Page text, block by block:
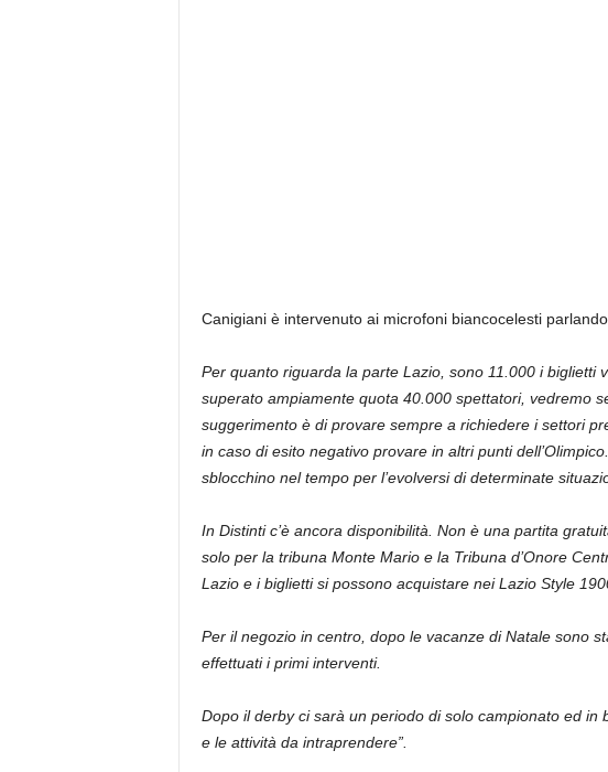
Canigiani è intervenuto ai microfoni biancocelesti
Per quanto riguarda la parte Lazio, sono 11.000 i biglietti
superato ampiamente quota 40.000 spettatori, vedremo
suggerimento è di provare sempre a richiedere i settori
in caso di esito negativo provare in altri punti
sblocchino nel tempo per l’evolversi di determinate
In Distinti c’è ancora disponibilità. Non è una partita
solo per la tribuna Monte Mario e la Tribuna d’Onore
Lazio e i biglietti si possono acquistare nei Lazio Style
Per il negozio in centro, dopo le vacanze di Natale sono
effettuati i primi interventi.
Dopo il derby ci sarà un periodo di solo campionato ed in
e le attività da intraprendere”.